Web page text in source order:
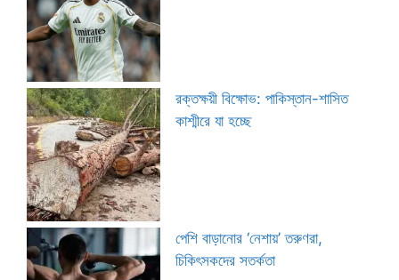
রক্তক্ষয়ী বিক্ষোভ: পাকিস্তান-শাসিত
কাশ্মীরে যা হচ্ছে
পেশি বাড়ানোর ‘নেশায়’ তরুণরা,
চিকিৎসকদের সতর্কতা